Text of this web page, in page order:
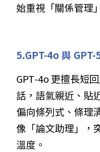
始重視「關係管理
5.GPT-4o 與 GPT-
GPT‑4o 更擅長短
話，語氣親近、貼
偏向條列式、條理
像「論文助理」，
溫度。